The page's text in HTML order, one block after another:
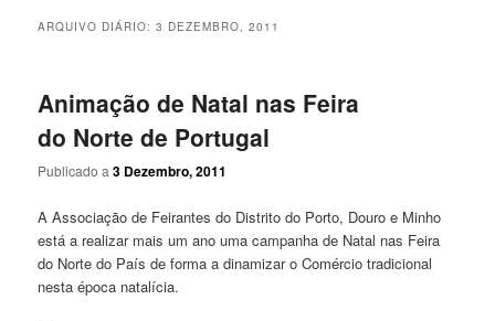
ARQUIVO DIÁRIO:3 DEZEMBRO, 2011
Animação de Natal nas Feira
do Norte de Portugal
Publicado a3 Dezembro, 2011
A Associação de Feirantes do Distrito do Porto, Douro e Minho
está a realizar mais um ano uma campanha de Natal nas Feira
do Norte do País de forma a dinamizar o Comércio tradicional
nesta época natalícia.